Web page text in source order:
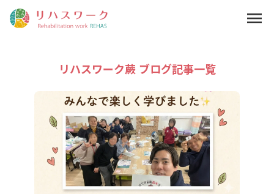
リハスワーク蕨 ブログ記事一覧
menu